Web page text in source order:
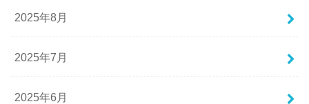
2025年8月
2025年7月
2025年6月